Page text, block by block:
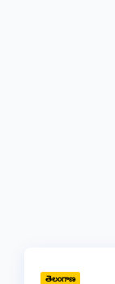
తెలంగాణ